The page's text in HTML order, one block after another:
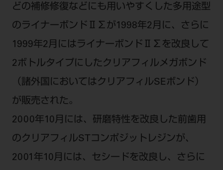
どの補修修復などにも用いやすくした多用途型
のライナーボンドⅡΣが1998年2月に、さらに
1999年2月にはライナーボンドⅡΣを改良して
2ボトルタイプにしたクリアフィルメガボンド
（諸外国においてはクリアフィルSEボンド）
が販売された。
2000年10月には、研磨特性を改良した前歯用
のクリアフィルSTコンポジットレジンが、
2001年10月には、セシードを改良し、さらに